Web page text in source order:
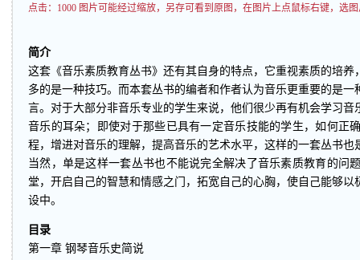
点击： 1000 图片可能经过缩放，另存可看到原图，在图片上点鼠标右键，选
简介
这套《音乐素质教育丛书》还有其自身的特点，它重视素质的培
多的是一种技巧。而本套丛书的编者和作者认为音乐更重要的是
言。对于大部分非音乐专业的学生来说，他们很少再有机会学习
音乐的耳朵；即使对于那些已具有一定音乐技能的学生，如何正
程，增进对音乐的理解，提高音乐的艺术水平，这样的一套丛书也
当然，单是这样一套丛书也不能说完全解决了音乐素质教育的问
堂，开启自己的智慧和情感之门，拓宽自己的心胸，使自己能够
设中。
目录
第一章 钢琴音乐史简说